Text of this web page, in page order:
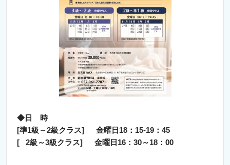
◆日 時
[準1級～2級クラス] 金曜日18：15-19：45
[ 2級～3級クラス] 金曜日16：30～18：00